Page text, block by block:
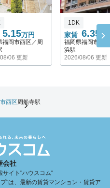
5.15万円
福岡市西区／周
06 更新
1DK
家賃 6.35 万
福岡県福岡市西
浜駅
2026/08/06 更新
西区周船寺駅
会社
サイト"ハウスコム"
"は、最新の賃貸マンション・賃貸ア